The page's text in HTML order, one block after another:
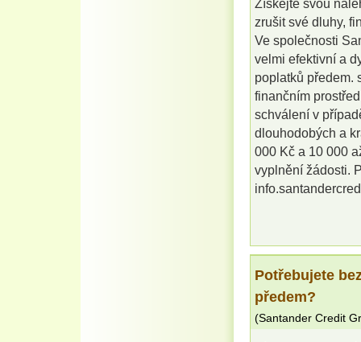
Získejte svou
zrušit své dluhy,
Ve společnosti
velmi efektivní a
poplatků předem.
finančním
schválení v
dlouhodobých a
000 Kč a 10 000
vyplnění žádosti.
Potřebujete
předem?
(Santander Credit